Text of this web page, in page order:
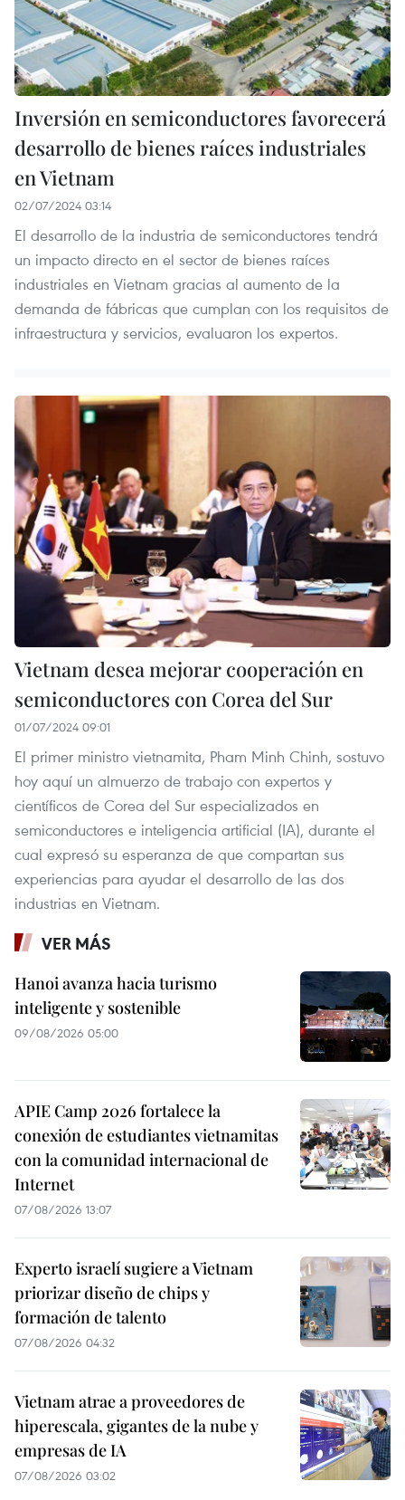
Inversión en semiconductores favorecerá
desarrollo de bienes raíces industriales
en Vietnam
02/07/2024 03:14
El desarrollo de la industria de semiconductores tendrá
un impacto directo en el sector de bienes raíces
industriales en Vietnam gracias al aumento de la
demanda de fábricas que cumplan con los requisitos de
infraestructura y servicios, evaluaron los expertos.
Vietnam desea mejorar cooperación en
semiconductores con Corea del Sur
01/07/2024 09:01
El primer ministro vietnamita, Pham Minh Chinh, sostuvo
hoy aquí un almuerzo de trabajo con expertos y
científicos de Corea del Sur especializados en
semiconductores e inteligencia artificial (IA), durante el
cual expresó su esperanza de que compartan sus
experiencias para ayudar el desarrollo de las dos
industrias en Vietnam.
VER MÁS
Hanoi avanza hacia turismo
inteligente y sostenible
09/08/2026 05:00
APIE Camp 2026 fortalece la
conexión de estudiantes vietnamitas
con la comunidad internacional de
Internet
07/08/2026 13:07
Experto israelí sugiere a Vietnam
priorizar diseño de chips y
formación de talento
07/08/2026 04:32
Vietnam atrae a proveedores de
hiperescala, gigantes de la nube y
empresas de IA
07/08/2026 03:02